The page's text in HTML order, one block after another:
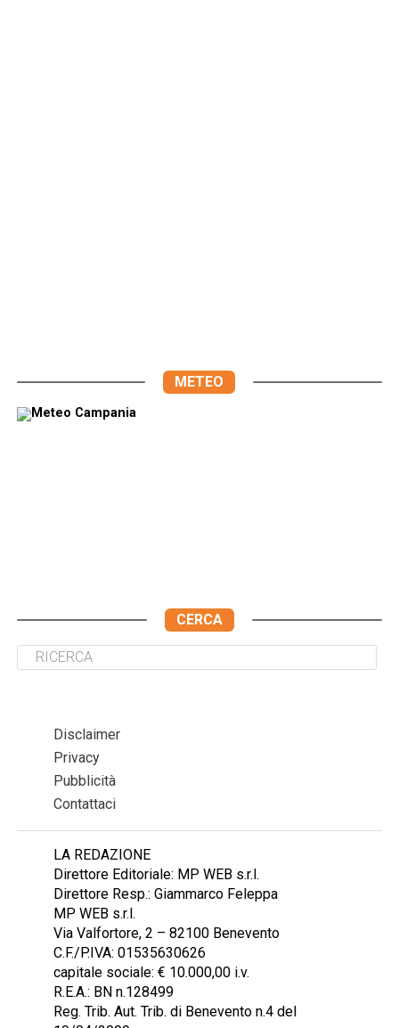
METEO
CERCA
Disclaimer
Privacy
Pubblicità
Contattaci
LA REDAZIONE
Direttore Editoriale: MP WEB s.r.l.
Direttore Resp.: Giammarco Feleppa
MP WEB s.r.l.
Via Valfortore, 2 – 82100 Benevento
C.F./P.IVA: 01535630626
capitale sociale: € 10.000,00 i.v.
R.E.A.: BN n.128499
Reg. Trib. Aut. Trib. di Benevento n.4 del